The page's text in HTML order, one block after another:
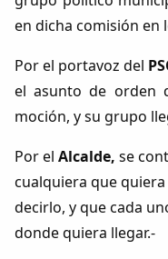
en dicha comisión en
Por el portavoz del
el asunto de orden
moción, y su grupo
Por el Alcalde, se
cualquiera que
decirlo, y que cada
donde quiera llegar.-